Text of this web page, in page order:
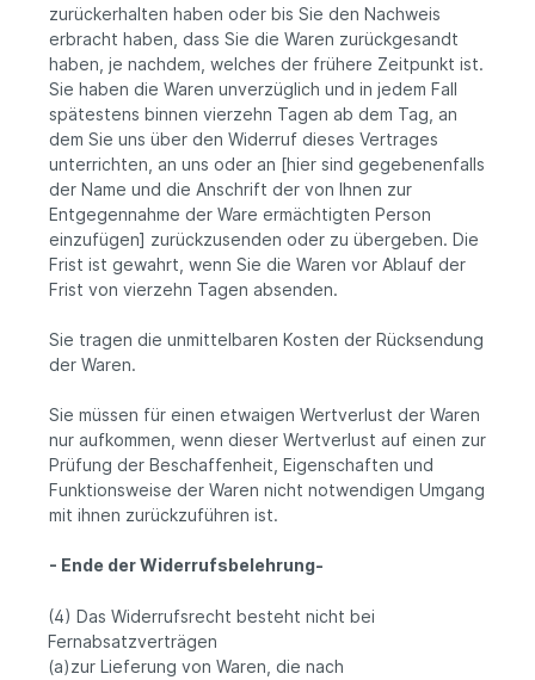
zurückerhalten haben oder bis Sie den Nachweis
erbracht haben, dass Sie die Waren zurückgesandt
haben, je nachdem, welches der frühere Zeitpunkt ist.
Sie haben die Waren unverzüglich und in jedem Fall
spätestens binnen vierzehn Tagen ab dem Tag, an
dem Sie uns über den Widerruf dieses Vertrages
unterrichten, an uns oder an [hier sind gegebenenfalls
der Name und die Anschrift der von Ihnen zur
Entgegennahme der Ware ermächtigten Person
einzufügen] zurückzusenden oder zu übergeben. Die
Frist ist gewahrt, wenn Sie die Waren vor Ablauf der
Frist von vierzehn Tagen absenden.
Sie tragen die unmittelbaren Kosten der Rücksendung
der Waren.
Sie müssen für einen etwaigen Wertverlust der Waren
nur aufkommen, wenn dieser Wertverlust auf einen zur
Prüfung der Beschaffenheit, Eigenschaften und
Funktionsweise der Waren nicht notwendigen Umgang
mit ihnen zurückzuführen ist.
- Ende der Widerrufsbelehrung-
(4) Das Widerrufsrecht besteht nicht bei
Fernabsatzverträgen
(a)zur Lieferung von Waren, die nach